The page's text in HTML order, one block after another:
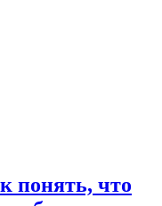
понять, что